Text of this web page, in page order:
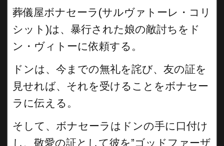
葬儀屋ボナセーラ(サルヴァトーレ・コリ
シット)は、暴行された娘の敵討ちをド
ン・ヴィトーに依頼する。
ドンは、今までの無礼を詫び、友の証を
見せれば、それを受けることをボナセー
ラに伝える。
そして、ボナセーラはドンの手に口付け
し、敬愛の証として彼を”ゴッドファーザ